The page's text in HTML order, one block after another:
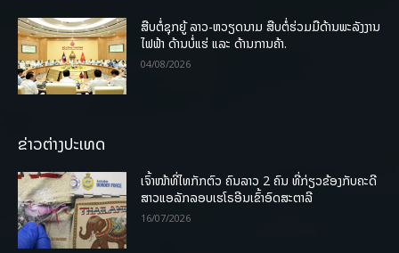
ສືບຕໍ່ຊຸກຍູ້ ລາວ-ຫວຽດນາມ ສືບຕໍ່ຮ່ວມມືດ້ານພະລັງງານ
ໄຟຟ້າ ດ້ານບໍ່ແຮ່ ແລະ ດ້ານການຄ້າ.
04/08/2026
ຂ່າວຕ່າງປະເທດ
ເຈົ້າໜ້າທີ່ໄທກັກຕົວ ຄົນລາວ 2 ຄົນ ທີ່ກ່ຽວຂ້ອງກັບຄະດີ
ສາວແອລັກລອບເຮໂຣອີນເຂົ້າອົດສະຕາລີ
16/07/2026